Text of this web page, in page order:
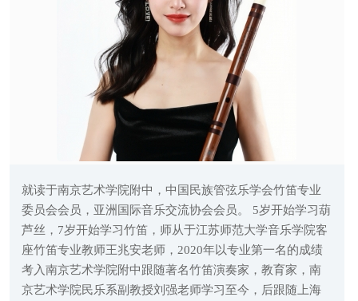
就读于南京艺术学院附中，中国民族管弦乐学会竹笛专业
委员会会员，亚洲国际音乐交流协会会员。 5岁开始学习葫
芦丝，7岁开始学习竹笛，师从于江苏师范大学音乐学院客
座竹笛专业教师王兆安老师，2020年以专业第一名的成绩
考入南京艺术学院附中跟随著名竹笛演奏家，教育家，南
京艺术学院民乐系副教授刘强老师学习至今，后跟随上海